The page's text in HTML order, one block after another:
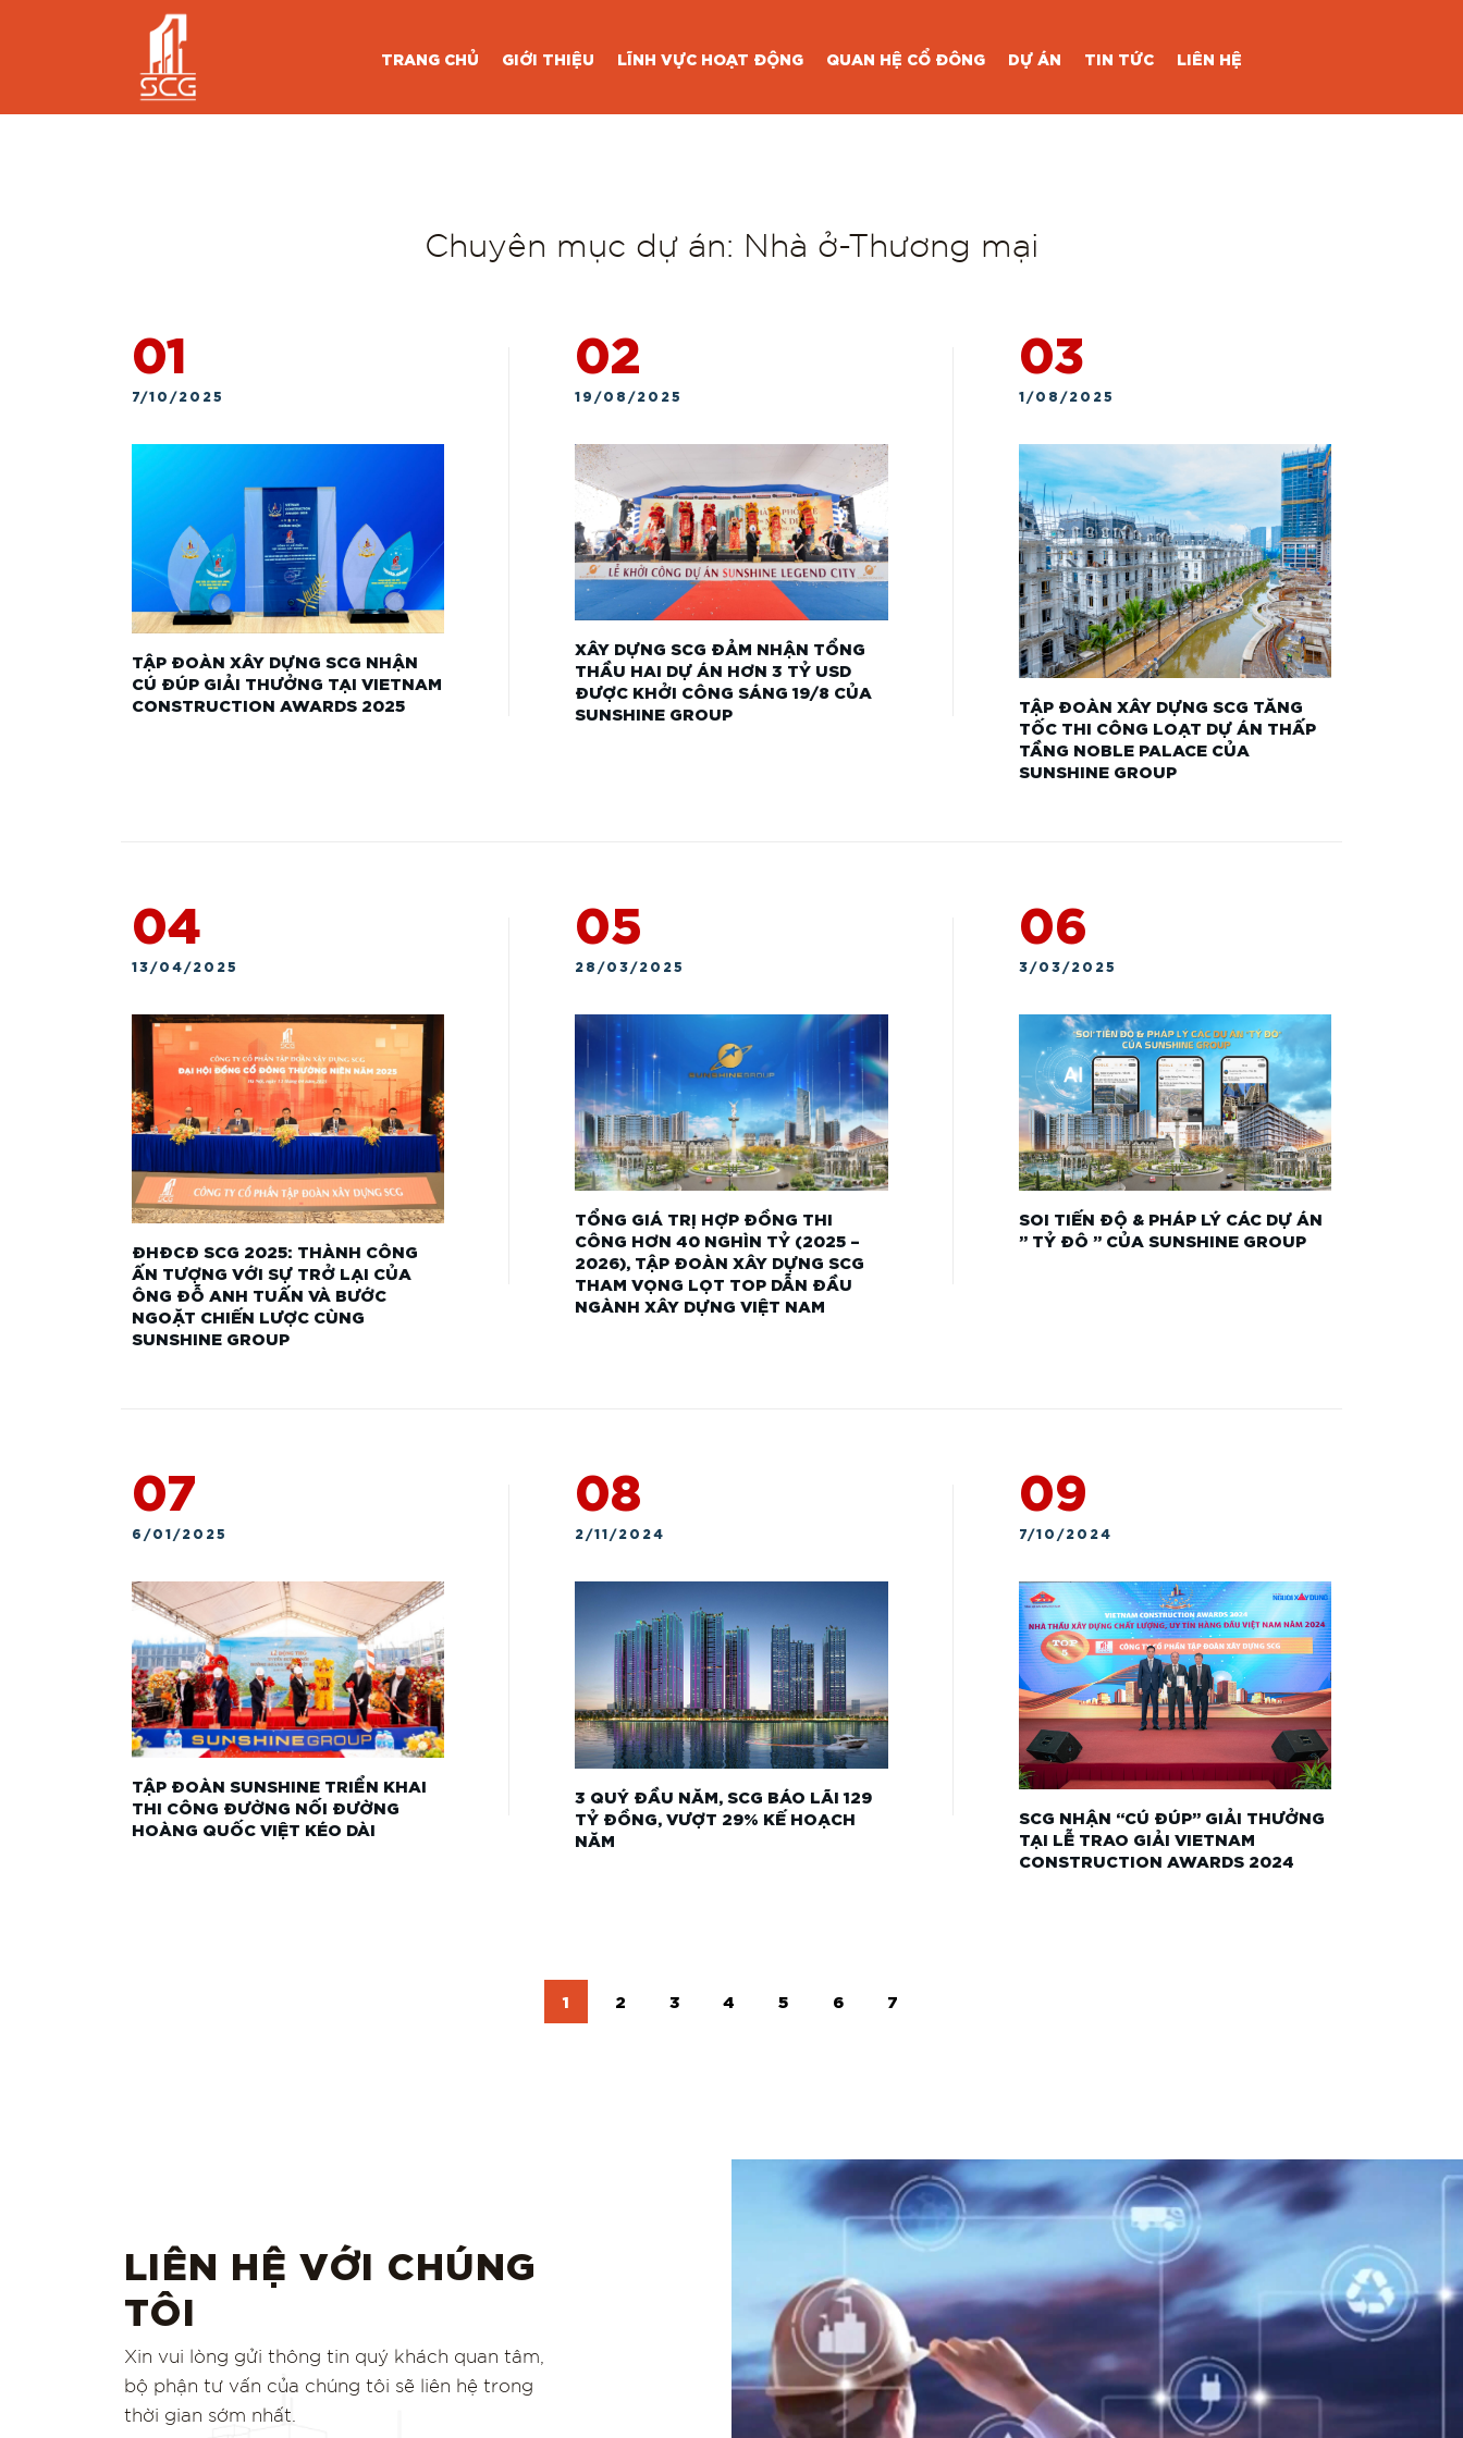
TRANG CHỦ GIỚI THIỆU LĨNH VỰC HOẠT ĐỘNG QUAN HỆ CỔ ĐÔNG DỰ ÁN TIN TỨC LIÊN HỆ
THƯƠNG MẠI
Chuyên mục dự án: Nhà ở-Thương mại
01
7/10/2025
TẬP ĐOÀN XÂY DỰNG SCG NHẬN
CÚ ĐÚP GIẢI THƯỞNG TẠI VIETNAM
CONSTRUCTION AWARDS 2025
02
19/08/2025
XÂY DỰNG SCG ĐẢM NHẬN TỔNG
THẦU HAI DỰ ÁN HƠN 3 TỶ USD
ĐƯỢC KHỞI CÔNG SÁNG 19/8 CỦA
SUNSHINE GROUP
03
1/08/2025
TẬP ĐOÀN XÂY DỰNG SCG TĂNG
TỐC THI CÔNG LOẠT DỰ ÁN THẤP
TẦNG NOBLE PALACE CỦA
SUNSHINE GROUP
04
13/04/2025
ĐHĐCĐ SCG 2025: THÀNH CÔNG
ẤN TƯỢNG VỚI SỰ TRỞ LẠI CỦA
ÔNG ĐỖ ANH TUẤN VÀ BƯỚC
NGOẶT CHIẾN LƯỢC CÙNG
SUNSHINE GROUP
05
28/03/2025
TỔNG GIÁ TRỊ HỢP ĐỒNG THI
CÔNG HƠN 40 NGHÌN TỶ (2025 –
2026), TẬP ĐOÀN XÂY DỰNG SCG
THAM VỌNG LỌT TOP DẪN ĐẦU
NGÀNH XÂY DỰNG VIỆT NAM
06
3/03/2025
SOI TIẾN ĐỘ & PHÁP LÝ CÁC DỰ ÁN
” TỶ ĐÔ ” CỦA SUNSHINE GROUP
07
6/01/2025
TẬP ĐOÀN SUNSHINE TRIỂN KHAI
THI CÔNG ĐƯỜNG NỐI ĐƯỜNG
HOÀNG QUỐC VIỆT KÉO DÀI
08
2/11/2024
3 QUÝ ĐẦU NĂM, SCG BÁO LÃI 129
TỶ ĐỒNG, VƯỢT 29% KẾ HOẠCH
NĂM
09
7/10/2024
SCG NHẬN “CÚ ĐÚP” GIẢI THƯỞNG
TẠI LỄ TRAO GIẢI VIETNAM
CONSTRUCTION AWARDS 2024
1 2 3 4 5 6 7
LIÊN HỆ VỚI CHÚNG
TÔI
Xin vui lòng gửi thông tin quý khách quan tâm,
bộ phận tư vấn của chúng tôi sẽ liên hệ trong
thời gian sớm nhất.